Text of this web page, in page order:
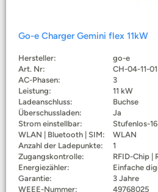
Go-e Charger Gemini flex 11kW
Hersteller:
go-e
Art. Nr:
CH-04-11-01
AC-Phasen:
3
Leistung:
11 kW
Ladeanschluss:
Buchse
Überschussladen:
Ja
Strom einstellbar:
Stufenlos-
WLAN | Bluetooth | SIM:
WLAN
Anzahl der Ladepunkte:
1
Zugangskontrolle:
RFID-Chip |
Energiezähler:
Einfache
Garantie:
3 Jahre
WEEE-Nummer:
49768025